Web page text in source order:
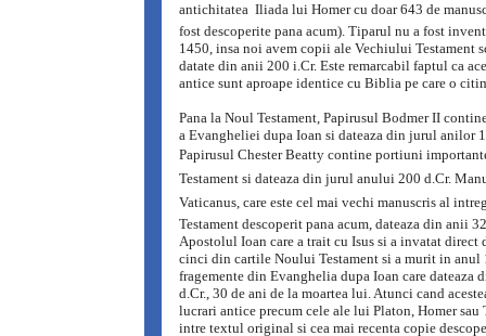
antichitatea  Iliada lui Homer cu doar 643 de
fost descoperite pana acum). Tiparul nu a fost
1450, insa noi avem copii ale Vechiului Testament
datate din anii 200 i.Cr. Este remarcabil faptul ca
antice sunt aproape identice cu Biblia pe care o
Pana la Noul Testament, Papirusul Bodmer II
a Evangheliei dupa Ioan si dateaza din jurul anilor
Papirusul Chester Beatty contine portiuni
Testament si dateaza din jurul anului 200 d.Cr.
Vaticanus, care este cel mai vechi manuscris al
Testament descoperit pana acum, dateaza din anii
Apostolul Ioan care a trait cu Isus si a invatat direct
cinci din cartile Noului Testament si a murit in anul
fragemente din Evanghelia dupa Ioan care dateaza
d.Cr., 30 de ani de la moartea lui. Atunci cand
lucrari antice precum cele ale lui Platon, Homer
intre textul original si cea mai recenta copie